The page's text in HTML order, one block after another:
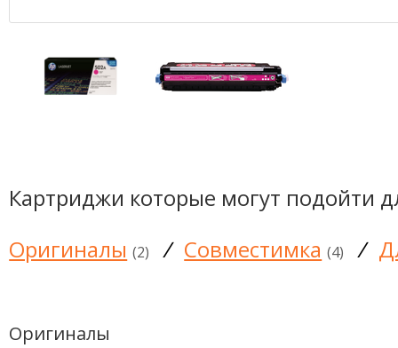
Картриджи которые могут подойти
Оригиналы (2) / Совместимка (4) /
Оригиналы